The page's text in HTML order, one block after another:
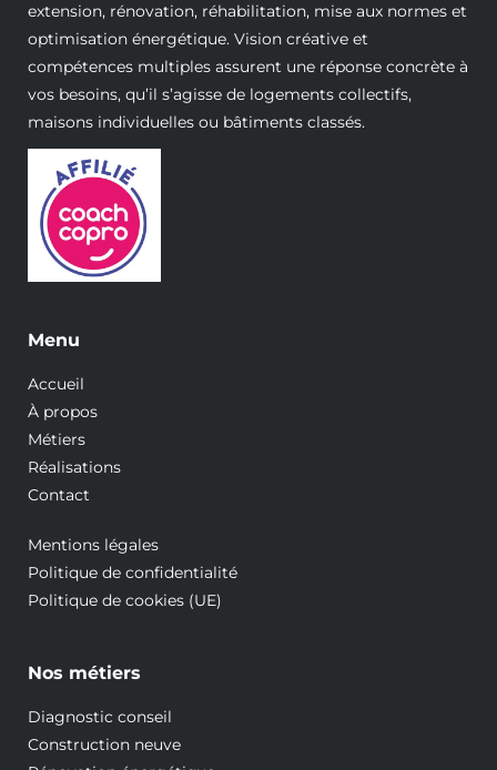
extension, rénovation, réhabilitation, mise aux normes et
optimisation énergétique. Vision créative et
compétences multiples assurent une réponse concrète à
vos besoins, qu’il s’agisse de logements collectifs,
maisons individuelles ou bâtiments classés.
Menu
Accueil
À propos
Métiers
Réalisations
Contact
Mentions légales
Politique de confidentialité
Politique de cookies (UE)
Nos métiers
Diagnostic conseil
Construction neuve